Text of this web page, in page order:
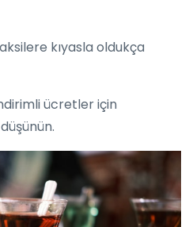
kıyasla oldukça
ücretler için